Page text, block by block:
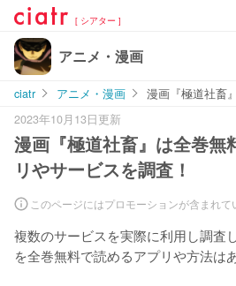
[ シアター ]
アニメ・漫画
ciatr アニメ・漫画
漫画『極道社畜
2023年10月13日更新
漫画『極道社畜』は全巻無
リやサービスを調査！
このページにはプロモーションが含まれて
複数のサービスを実際に利用し調査
を全巻無料で読めるアプリや方法は